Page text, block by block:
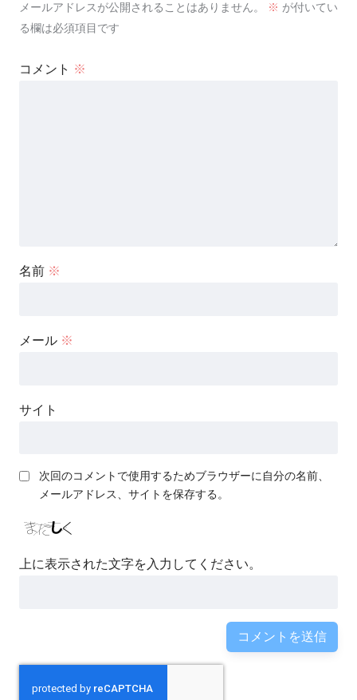
メールアドレスが公開されることはありません。 ※ が付いてい
る欄は必須項目です
コメント ※
名前 ※
メール ※
サイト
次回のコメントで使用するためブラウザーに自分の名前、
メールアドレス、サイトを保存する。
上に表示された文字を入力してください。